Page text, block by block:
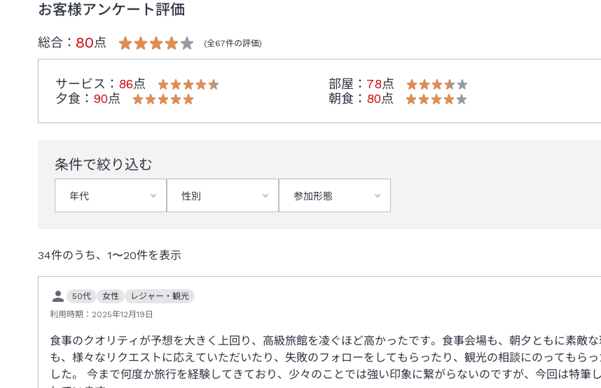
お客様アンケート評価
総合： 80点 (全67件の評価)
サービス ： 86点 部屋 ： 78点
夕食 ： 90点 朝食 ： 80点
条件で絞り込む
年代 性別 参加形態
34件のうち、 1〜20件を表示
50代 女性
レジャー・観光
利用時期： 2025年12月19日
食事のクオリティが予想を大きく上回り、高級旅館を凌ぐほど高かったです。食事会場も、朝夕ともに素敵
も、様々なリクエストに応えていただいたり、失敗のフォローをしてもらったり、観光の相談にのってもら
した。 今まで何度か旅行を経験してきており、少々のことでは強い印象に繋がらないのですが、今回は特